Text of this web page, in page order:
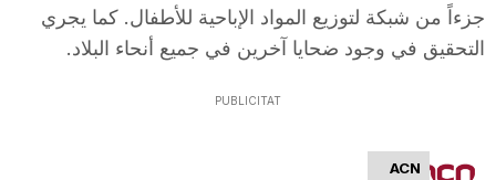
جزءاً من شبكة لتوزيع المواد الإباحية للأطفال. كما يجري
التحقيق في وجود ضحايا آخرين في جميع أنحاء البلاد.
PUBLICITAT
ACN